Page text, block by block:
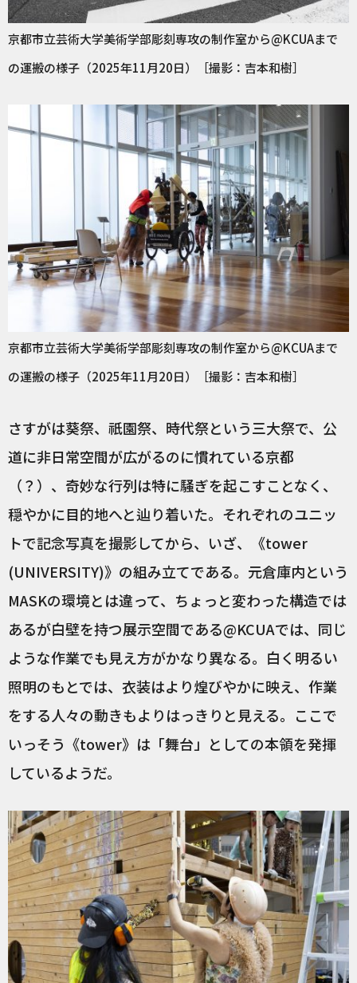
京都市立芸術大学美術学部彫刻専攻の制作室から@KCUAまで
の運搬の様子（2025年11月20日）［撮影：吉本和樹］
京都市立芸術大学美術学部彫刻専攻の制作室から@KCUAまで
の運搬の様子（2025年11月20日）［撮影：吉本和樹］
さすがは葵祭、祇園祭、時代祭という三大祭で、公
道に非日常空間が広がるのに慣れている京都
（？）、奇妙な行列は特に騒ぎを起こすことなく、
穏やかに目的地へと辿り着いた。それぞれのユニッ
トで記念写真を撮影してから、いざ、《tower
(UNIVERSITY)》の組み立てである。元倉庫内という
MASKの環境とは違って、ちょっと変わった構造では
あるが白壁を持つ展示空間である@KCUAでは、同じ
ような作業でも見え方がかなり異なる。白く明るい
照明のもとでは、衣装はより煌びやかに映え、作業
をする人々の動きもよりはっきりと見える。ここで
いっそう《tower》は「舞台」としての本領を発揮
しているようだ。